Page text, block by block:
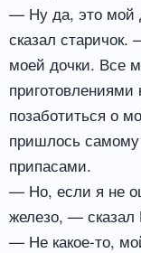
— Ну да, это мой
сказал
моей дочки. Все
позаботиться о
пришлось самому
припасами.
— Но, если я не
железо, — сказал
— Не какое-то,